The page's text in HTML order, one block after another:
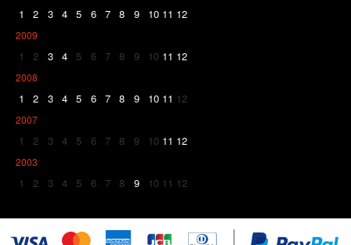
1 2 3 4 5 6 7 8 9 10 11 12
2009
1 2 3 4 5 6 7 8 9 10 11 12
2008
1 2 3 4 5 6 7 8 9 10 11 12
2007
1 2 3 4 5 6 7 8 9 10 11 12
2003
1 2 3 4 5 6 7 8 9 10 11 12